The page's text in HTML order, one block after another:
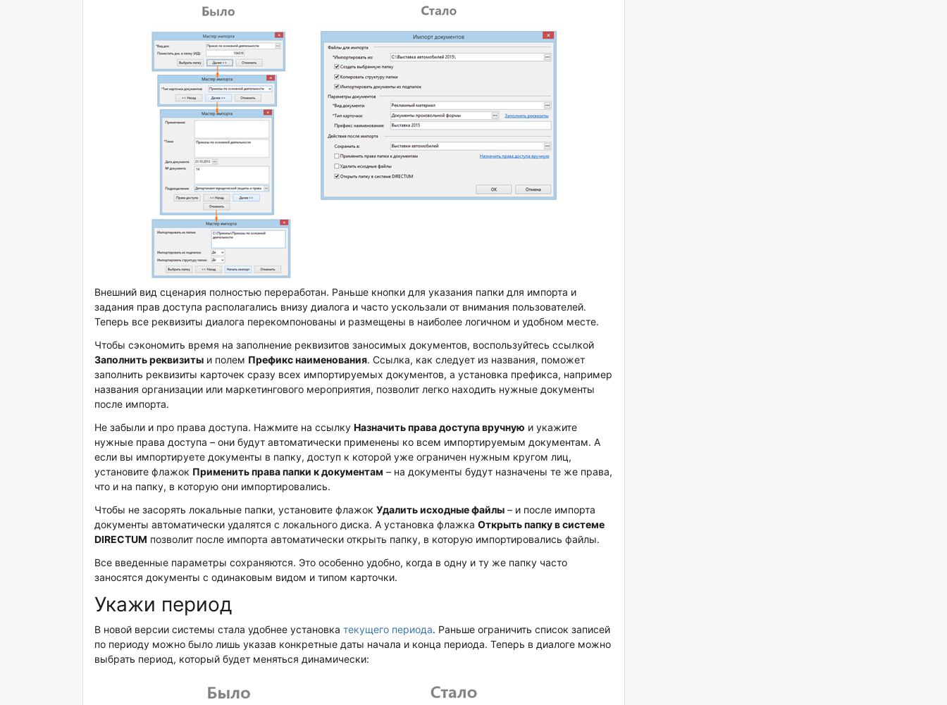
Внешний вид сценария полностью переработан. Раньше кнопки для указания папки для импорта и
задания прав доступа располагались внизу диалога и часто ускользали от внимания пользователей.
Теперь все реквизиты диалога перекомпонованы и размещены в наиболее логичном и удобном месте.
Чтобы сэкономить время на заполнение реквизитов заносимых документов, воспользуйтесь ссылкой
Заполнить реквизиты и полем Префикс наименования. Ссылка, как следует из названия, поможет
заполнить реквизиты карточек сразу всех импортируемых документов, а установка префикса, например
названия организации или маркетингового мероприятия, позволит легко находить нужные документы
после импорта.
Не забыли и про права доступа. Нажмите на ссылку Назначить права доступа вручную и укажите
нужные права доступа – они будут автоматически применены ко всем импортируемым документам. А
если вы импортируете документы в папку, доступ к которой уже ограничен нужным кругом лиц,
установите флажок Применить права папки к документам – на документы будут назначены те же права,
что и на папку, в которую они импортировались.
Чтобы не засорять локальные папки, установите флажок Удалить исходные файлы – и после импорта
документы автоматически удалятся с локального диска. А установка флажка Открыть папку в системе
DIRECTUM позволит после импорта автоматически открыть папку, в которую импортировались файлы.
Все введенные параметры сохраняются. Это особенно удобно, когда в одну и ту же папку часто
заносятся документы с одинаковым видом и типом карточки.
Укажи период
В новой версии системы стала удобнее установка текущего периода. Раньше ограничить список записей
по периоду можно было лишь указав конкретные даты начала и конца периода. Теперь в диалоге можно
выбрать период, который будет меняться динамически: